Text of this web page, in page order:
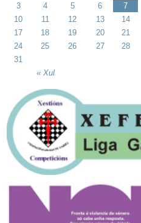
« Xul
3
4 5 6 7
10
11 12 13 14
17
18 19 20 21
24
25 26 27 28
31